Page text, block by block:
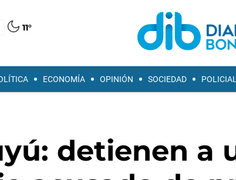
11°
ECONOMÍA OPINIÓN SOCIEDAD
detienen a